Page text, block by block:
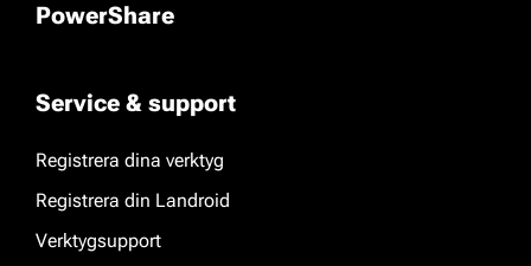
PowerShare
Service & support
Registrera dina verktyg
Registrera din Landroid
Verktygsupport